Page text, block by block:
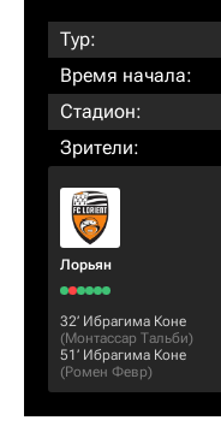
Тур:
Время начала:
Стадион:
Зрители:
Лорьян
32‎’‎ Ибрагима Коне
(Монтассар Тальби)
51‎’‎ Ибрагима Коне
(Ромен Февр)